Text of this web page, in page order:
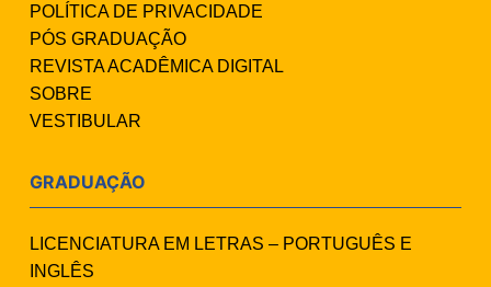
POLÍTICA DE PRIVACIDADE
PÓS GRADUAÇÃO
REVISTA ACADÊMICA DIGITAL
SOBRE
VESTIBULAR
GRADUAÇÃO
LICENCIATURA EM LETRAS – PORTUGUÊS E
INGLÊS